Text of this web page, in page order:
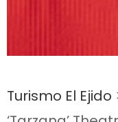
Turismo El Ejido